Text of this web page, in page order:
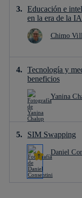
Educación e
en la era de la
Chimo
Tecnología y
beneficios
Yanina
SIM Swapping
Daniel